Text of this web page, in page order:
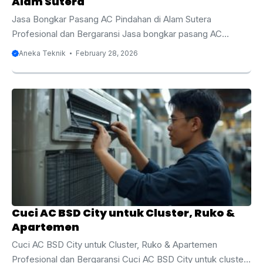
Jasa Bongkar Pasang AC Pindahan di Alam Sutera
Profesional dan Bergaransi Jasa bongkar pasang AC
pindahan di Alam Sutera menjadi solusi terbaik bagi Anda
dikenal sebagai kawasan hunian modern dan area bisnis
yang berkembang pesat dengan standar bangunan tinggi
serta sistem instalasi yang rapi. Dalam proses pindahan, AC
termasuk perangkat elektronik yang membutuhkan
penanganan khusus karena berkaitan langsung dengan
sistem refrigerasi, tekanan freon, serta ...
Aneka Teknik February 28, 2026
Cuci AC BSD City untuk Cluster, Ruko &
Apartemen
Cuci AC BSD City untuk Cluster, Ruko & Apartemen
Profesional dan Bergaransi Cuci AC BSD City untuk cluster,